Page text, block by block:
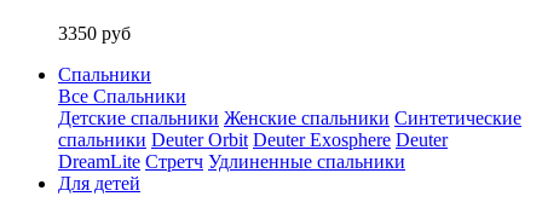
3350 руб
Спальники
Все Спальники
Детские спальники Женские спальники Синтетические
спальники Deuter Orbit Deuter Exosphere Deuter
DreamLite Стретч Удлиненные спальники
Для детей